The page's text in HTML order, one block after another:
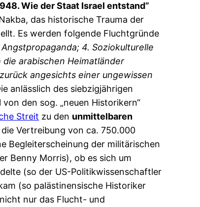
Wie der Staat Israel entstand“
das historische Trauma der
Es werden folgende Fluchtgründe
4. Soziokulturelle
arabischen Heimatländer
angesichts einer ungewissen
anlässlich des siebzigjährigen
den sog. „neuen Historikern“
Streit zu den unmittelbaren
Vertreibung von ca. 750.000
Begleiterscheinung der militärischen
Benny Morris), ob es sich um
(so der US-Politikwissenschaftler
(so palästinensische Historiker
nur das Flucht- und